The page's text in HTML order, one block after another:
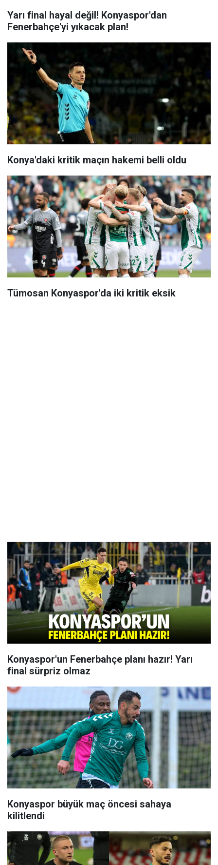
Yarı final hayal değil! Konyaspor'dan
Fenerbahçe'yi yıkacak plan!
Konya'daki kritik maçın hakemi belli oldu
Tümosan Konyaspor'da iki kritik eksik
Konyaspor'un Fenerbahçe planı hazır! Yarı
final sürpriz olmaz
Konyaspor büyük maç öncesi sahaya
kilitlendi